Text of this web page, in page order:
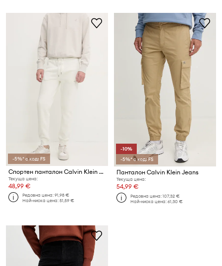
-5%* с код: FS
Спортен панталон Calvin Klein Jeans
Текуща цена:
48,99 €
Редовна цена:91,98 €
Най-ниска цена:51,59 €
-10%
-5%* с код: FS
Панталон Calvin Klein Jeans
Текуща цена:
54,99 €
Редовна цена:107,32 €
Най-ниска цена:61,30 €